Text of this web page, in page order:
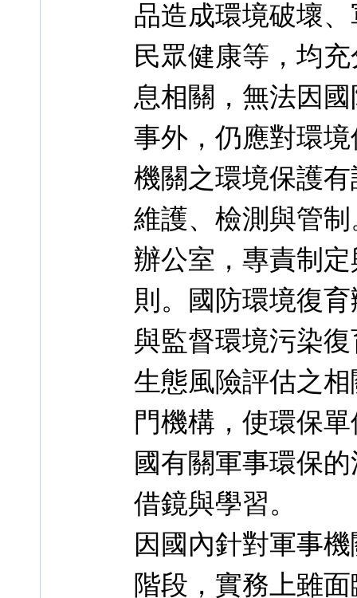
品造成環境破壞
民眾健康等，均
息相關，無法因
事外，仍應對環
機關之環境保護
維護、檢測與管
辦公室，專責制
則。國防環境復
與監督環境污染
生態風險評估之
門機構，使環保
國有關軍事環保
借鏡與學習。
因國內針對軍事
階段，實務上雖